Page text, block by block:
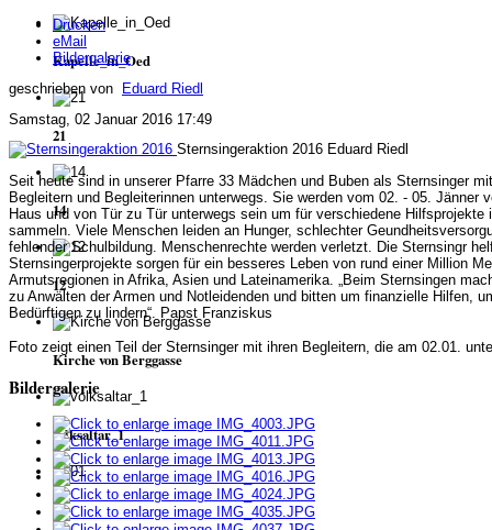
Kapelle_in_Oed
21
14
12
Kirche von Berggasse
volksaltar_1
01
Drucken
eMail
Bildergalerie
geschrieben von Eduard Riedl
Samstag, 02 Januar 2016 17:49
Sternsingeraktion 2016 Eduard Riedl
Seit heute sind in unserer Pfarre 33 Mädchen und Buben als Sternsinger
Begleitern und Begleiterinnen unterwegs. Sie werden vom 02. - 05. Jänner
Haus und von Tür zu Tür unterwegs sein um für verschiedene Hilfsprojekte
sammeln. Viele Menschen leiden an Hunger, schlechter
fehlender Schulbildung. Menschenrechte werden verletzt. Die Sternsingr
Sternsingerprojekte sorgen für ein besseres Leben von rund einer Million
Armutsregionen in Afrika, Asien und Lateinamerika. „Beim Sternsingen
zu Anwälten der Armen und Notleidenden und bitten um finanzielle Hilfen,
Bedürftigen zu lindern“. Papst Franziskus
Foto zeigt einen Teil der Sternsinger mit ihren Begleitern, die am 02.01.
Bildergalerie